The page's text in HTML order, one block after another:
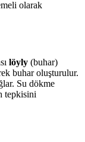
olarak
löyly (buhar)
buhar oluşturulur.
Su dökme
tepkisini